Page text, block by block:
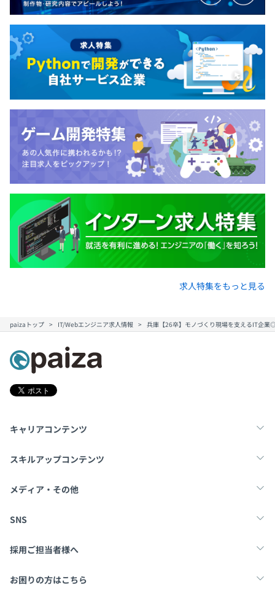
★★目指せ！スペシャリスト★★
お客様と直接やりとりするポジションは別担当者がいま
す。そのため、外出はほとんどなく、純粋な“開発担当”と
して専門性を追求していくことができます。しかも、頑張
った分はしっかり決算賞与に反映！「ずっと開発に携わっ
ていたい」そんな希望もかないますよ。
■スキルアップが評価に直結！
ひとりひとりの頑張りや実績を正当に評価しています。
日々の努力やスキルの向上は、昇給や決算賞与といったか
たちでしっかりと反映されます。
自分の成長が評価につながる環境で、やりがいを感じなが
ら働くことができます。
います。
無期雇用
3カ月（条件などの変更はありません）
求人特集をもっと見る
paizaトップ IT/Webエンジニア求人情報 兵庫【26卒】モノづくり現場を支えるIT企
キャリアコンテンツ
転職・キャリア
スキルアップコンテンツ
学習
メディア・その他
Tech Team Journal
SNS
X
採用ご担当者様へ
採用・教育をお考えの企業様へ
お困りの方はこちら